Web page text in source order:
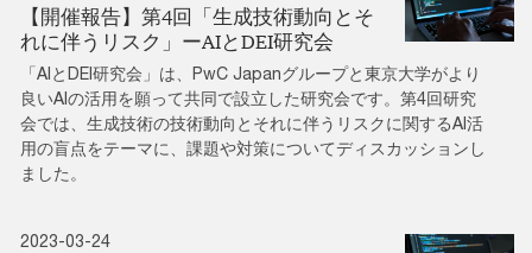
【開催報告】第4回「生成技術動向とそ
れに伴うリスク」ーAIとDEI研究会
「AIとDEI研究会」は、PwC Japanグループと東京大学がより
良いAIの活用を願って共同で設立した研究会です。第4回研究
会では、生成技術の技術動向とそれに伴うリスクに関するAI活
用の盲点をテーマに、課題や対策についてディスカッションし
ました。
2023-03-24